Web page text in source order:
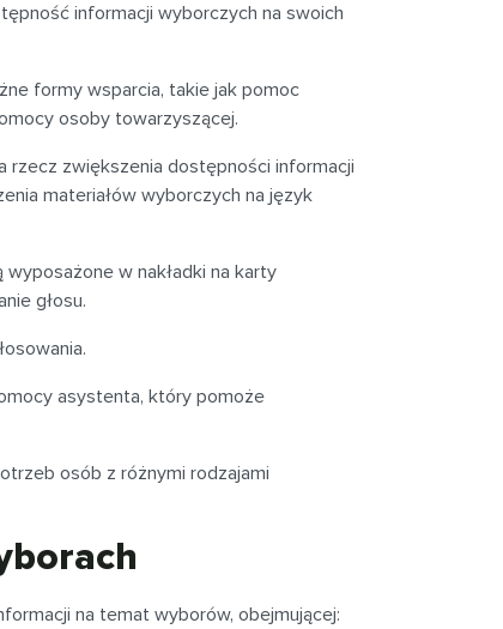
informacji wyborczych na swoich
formy wsparcia, takie jak pomoc
osoby towarzyszącej.
rzecz zwiększenia dostępności informacji
materiałów wyborczych na język
wyposażone w nakładki na karty
głosu.
asystenta, który pomoże
osób z różnymi rodzajami
na temat wyborów, obejmującej: